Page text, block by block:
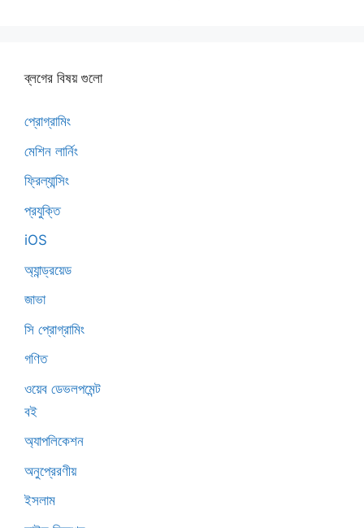
ব্লগের বিষয় গুলো
প্রোগ্রামিং
মেশিন লার্নিং
ফ্রিল্যান্সিং
প্রযুক্তি
iOS
অ্যান্ড্রয়েড
জাভা
সি প্রোগ্রামিং
গণিত
ওয়েব ডেভলপমেন্ট
বই
অ্যাপলিকেশন
অনুপ্রেরণীয়
ইসলাম